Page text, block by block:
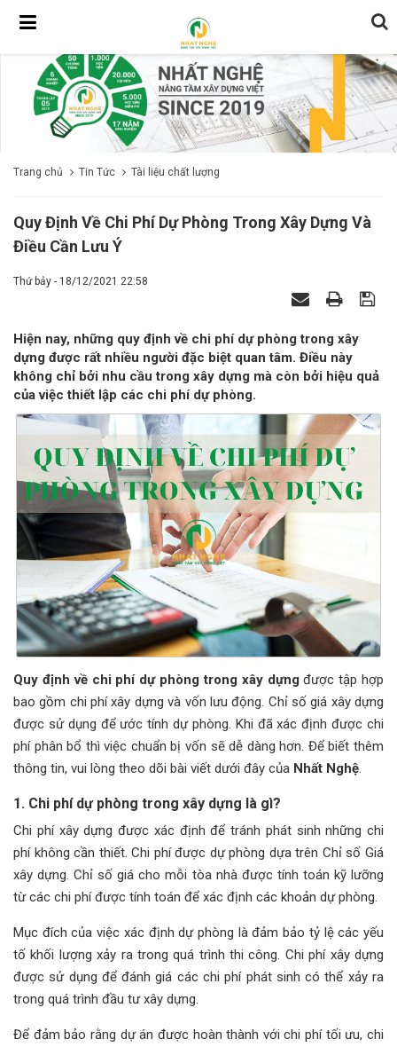
Trang chủ Tin Tức Tài liệu chất lượng
Quy Định Về Chi Phí Dự Phòng Trong Xây Dựng Và
Điều Cần Lưu Ý
Thứ bảy - 18/12/2021 22:58
Hiện nay, những quy định về chi phí dự phòng trong xây
dựng được rất nhiều người đặc biệt quan tâm. Điều này
không chỉ bởi nhu cầu trong xây dựng mà còn bởi hiệu quả
của việc thiết lập các chi phí dự phòng.
Quy định về chi phí dự phòng trong xây dựng được tập hợp
bao gồm chi phí xây dựng và vốn lưu động. Chỉ số giá xây dựng
được sử dụng để ước tính dự phòng. Khi đã xác định được chi
phí phân bổ thì việc chuẩn bị vốn sẽ dễ dàng hơn. Để biết thêm
thông tin, vui lòng theo dõi bài viết dưới đây của Nhất Nghệ.
1. Chi phí dự phòng trong xây dựng là gì?
Chi phí xây dựng được xác định để tránh phát sinh những chi
phí không cần thiết. Chi phí được dự phòng dựa trên Chỉ số Giá
xây dựng. Chỉ số giá cho mỗi tòa nhà được tính toán kỹ lưỡng
từ các chi phí được tính toán để xác định các khoản dự phòng.
Mục đích của việc xác định dự phòng là đảm bảo tỷ lệ các yếu
tố khối lượng xảy ra trong quá trình thi công. Chi phí xây dựng
được sử dụng để đánh giá các chi phí phát sinh có thể xảy ra
trong quá trình đầu tư xây dựng.
Để đảm bảo rằng dự án được hoàn thành với chi phí tối ưu, chi